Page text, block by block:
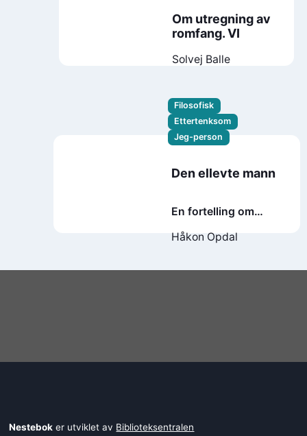
Om utregning av
romfang. VI
Solvej Balle
Filosofisk
Ettertenksom
Jeg-person
Den ellevte mann
En fortelling om
livet
Håkon Opdal
Nestebok er utviklet av Biblioteksentralen